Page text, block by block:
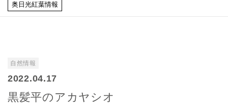
奥日光紅葉情報
自然情報
2022.04.17
黒髪平のアカヤシオ